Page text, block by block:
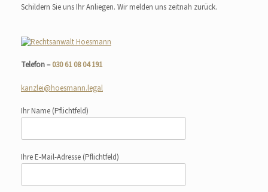
Schildern Sie uns Ihr Anliegen. Wir melden uns zeitnah zurück.
Telefon –030 61 08 04 191
kanzlei@hoesmann.legal
Ihr Name (Pflichtfeld)
Ihre E-Mail-Adresse (Pflichtfeld)